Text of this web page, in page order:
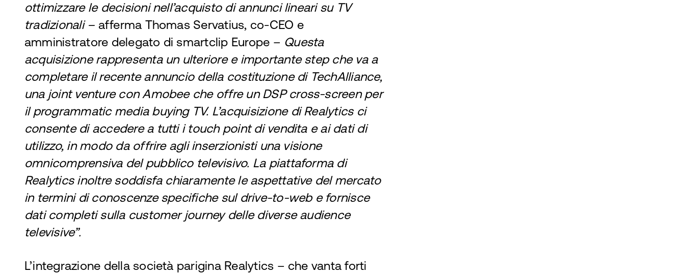
ottimizzare le decisioni nell’acquisto di annunci lineari su TV
tradizionali – afferma Thomas Servatius, co-CEO e
amministratore delegato di smartclip Europe – Questa
acquisizione rappresenta un ulteriore e importante step che va a
completare il recente annuncio della costituzione di TechAlliance,
una joint venture con Amobee che offre un DSP cross-screen per
il programmatic media buying TV. L’acquisizione di Realytics ci
consente di accedere a tutti i touch point di vendita e ai dati di
utilizzo, in modo da offrire agli inserzionisti una visione
omnicomprensiva del pubblico televisivo. La piattaforma di
Realytics inoltre soddisfa chiaramente le aspettative del mercato
in termini di conoscenze specifiche sul drive-to-web e fornisce
dati completi sulla customer journey delle diverse audience
televisive”.
L’integrazione della società parigina Realytics – che vanta forti